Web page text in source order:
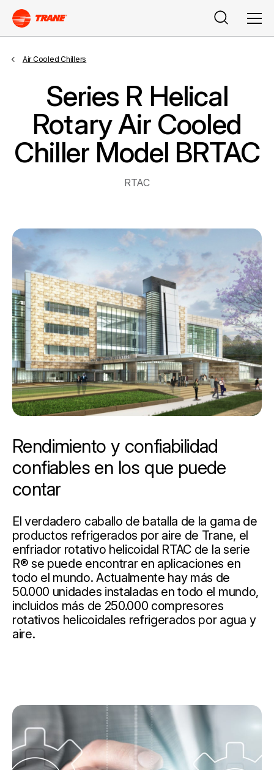
Buscar
Air Cooled Chillers
Series R Helical
Rotary Air Cooled
Chiller Model BRTAC
RTAC
Rendimiento y confiabilidad
confiables en los que puede
contar
El verdadero caballo de batalla de la gama de
productos refrigerados por aire de Trane, el
enfriador rotativo helicoidal RTAC de la serie
R® se puede encontrar en aplicaciones en
todo el mundo. Actualmente hay más de
50.000 unidades instaladas en todo el mundo,
incluidos más de 250.000 compresores
rotativos helicoidales refrigerados por agua y
aire.